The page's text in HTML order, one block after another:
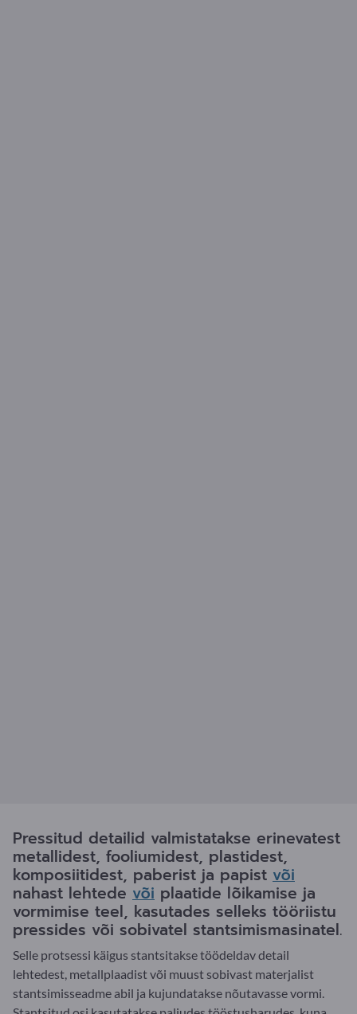
Pressitud detailid valmistatakse erinevatest
metallidest, fooliumidest, plastidest,
komposiitidest, paberist ja papist või
nahast lehtede või plaatide lõikamise ja
vormimise teel, kasutades selleks tööriistu
pressides või sobivatel stantsimismasinatel.
Selle protsessi käigus stantsitakse töödeldav detail
lehtedest, metallplaadist või muust sobivast materjalist
stantsimisseadme abil ja kujundatakse nõutavasse vormi.